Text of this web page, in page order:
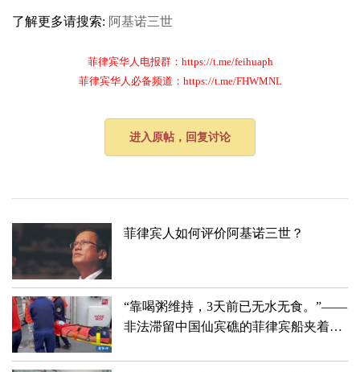
了解更多请搜索: 阿基诺三世
菲律宾华人电报群：https://t.me/feihuaph
菲律宾华人必备频道：https://t.me/FHWMNL
进入原帖，回复讨论
菲律宾人如何评价阿基诺三世？
“靠喝粥维持，3天前已无水无食。”——
非法滞留中国仙宾礁的菲律宾船夹着尾